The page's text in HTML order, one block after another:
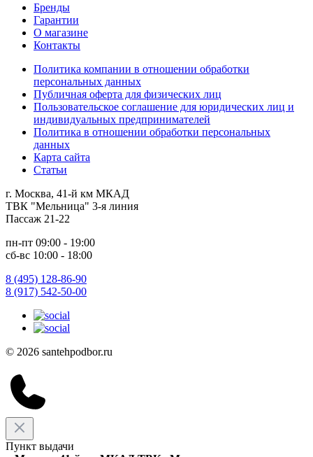
Бренды
Гарантии
О магазине
Контакты
Политика компании в отношении обработки
персональных данных
Публичная оферта для физических лиц
Пользовательское соглашение для юридических лиц и
индивидуальных предпринимателей
Политика в отношении обработки персональных
данных
Карта сайта
Статьи
г. Москва, 41-й км МКАД
ТВК "Мельница" 3-я линия
Пассаж 21-22
пн-пт 09:00 - 19:00
сб-вс 10:00 - 18:00
8 (495) 128-86-90
8 (917) 542-50-00
© 2026 santehpodbor.ru
Пункт выдачи